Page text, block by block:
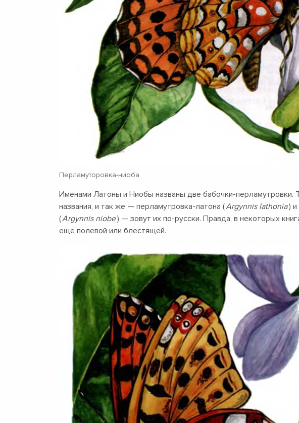
Перламуторовка-ниоба
Именами Латоны и Ниобы названы две бабочки-перламутровки.
названия, и так же — перламутровка-латона (Argynnis lathonia) и
(Argynnis niobe) — зовут их по-русски. Правда, в некоторых
ещё полевой или блестящей.